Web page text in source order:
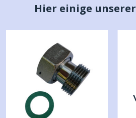
Hier einige